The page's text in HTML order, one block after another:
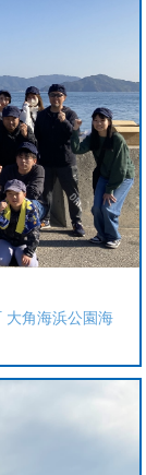
大角海浜公園海